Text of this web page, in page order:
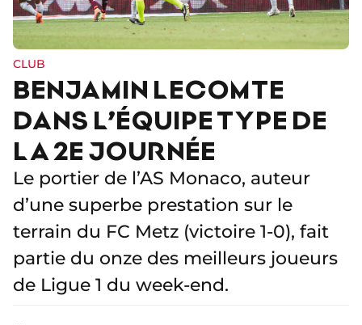
CLUB
BENJAMIN LECOMTE
DANS L’ÉQUIPE TYPE DE
LA 2E JOURNÉE
Le portier de l’AS Monaco, auteur
d’une superbe prestation sur le
terrain du FC Metz (victoire 1-0), fait
partie du onze des meilleurs joueurs
de Ligue 1 du week-end.